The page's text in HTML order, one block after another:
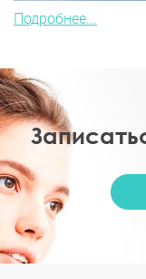
Подробнее...